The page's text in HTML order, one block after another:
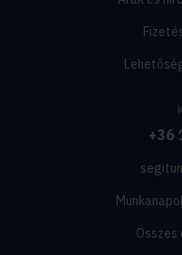
+36